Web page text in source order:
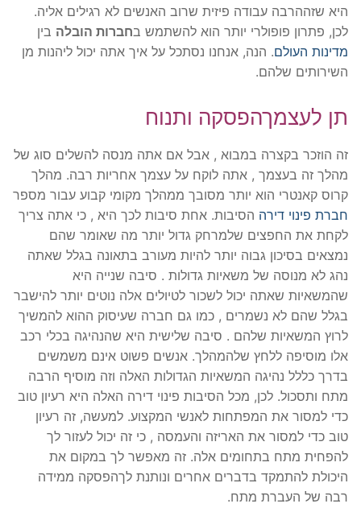
היא שזההרבה עבודה פיזית שרוב האנשים לא רגילים אליה.
לכן, פתרון פופולרי יותר הוא להשתמש בחברות הובלה בין
מדינות העולם. הנה, אנחנו נסתכל על איך אתה יכול ליהנות מן
השירותים שלהם.
תן לעצמךהפסקה ותנוח
זה הוזכר בקצרה במבוא , אבל אם אתה מנסה להשלים סוג של
מהלך זה בעצמך , אתה לוקח על עצמך אחריות רבה. מהלך
קרוס קאנטרי הוא יותר מסובך ממהלך מקומי קבוע עבור מספר
חברת פינוי דירה הסיבות. אחת סיבות לכך היא , כי אתה צריך
לקחת את החפצים שלמרחק גדול יותר מה שאומר שהם
נמצאים בסיכון גבוה יותר להיות מעורב בתאונה בגלל שאתה
נהג לא מנוסה של משאיות גדולות . סיבה שנייה היא
שהמשאיות שאתה יכול לשכור לטיולים אלה נוטים יותר להישבר
בגלל שהם לא נשמרים , כמו גם חברה שעיסוק ההוא להמשיך
לרוץ המשאיות שלהם . סיבה שלישית היא שהנהיגה בכלי רכב
אלו מוסיפה ללחץ שלהמהלך. אנשים פשוט אינם משמשים
בדרך כללל נהיגה המשאיות הגדולות האלה וזה מוסיף הרבה
מתח ותסכול. לכן, מכל הסיבות פינוי דירה האלה היא רעיון טוב
כדי למסור את המפתחות לאנשי המקצוע. למעשה, זה רעיון
טוב כדי למסור את האריזה והעמסה , כי זה יכול לעזור לך
להפחית מתח בתחומים אלה. זה מאפשר לך במקום את
היכולת להתמקד בדברים אחרים ונותנת לךהפסקה ממידה
רבה של העברת מתח.